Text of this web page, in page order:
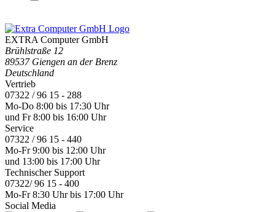
EXTRA Computer GmbH
Brühlstraße 12
89537 Giengen an der Brenz
Deutschland
Vertrieb
07322 / 96 15 - 288
Mo-Do 8:00 bis 17:30 Uhr
und Fr 8:00 bis 16:00 Uhr
Service
07322 / 96 15 - 440
Mo-Fr 9:00 bis 12:00 Uhr
und 13:00 bis 17:00 Uhr
Technischer Support
07322/ 96 15 - 400
Mo-Fr 8:30 Uhr bis 17:00 Uhr
Social Media